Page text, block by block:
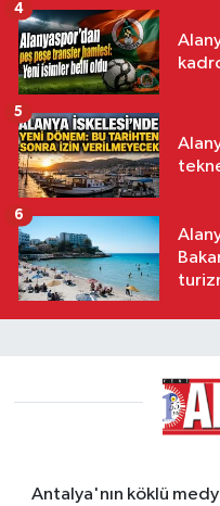
4
5
6
Antalya'nın köklü